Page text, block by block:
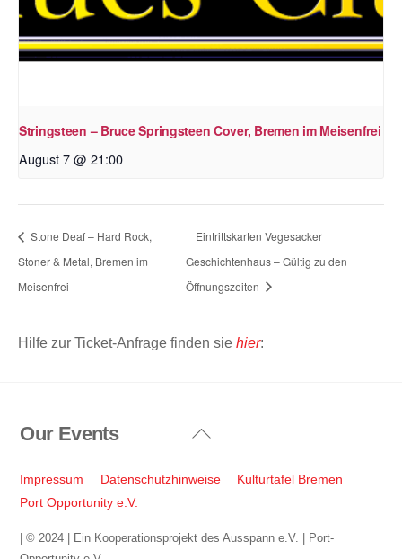
Stringsteen – Bruce Springsteen Cover, Bremen im Meisenfrei
August 7 @ 21:00
Stone Deaf – Hard Rock,
Stoner & Metal, Bremen im
Meisenfrei
Eintrittskarten Vegesacker
Geschichtenhaus – Gültig zu den
Öffnungszeiten
Hilfe zur Ticket-Anfrage finden sie hier:
Back
Top
Our Events
Impressum Datenschutzhinweise
Kulturtafel Bremen
Port Opportunity e.V.
| © 2024 | Ein Kooperationsprojekt des Ausspann e.V. | Port-